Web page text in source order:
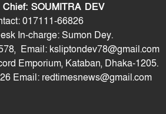
SOUMITRA DEV
017111-66826
In-charge: Sumon Dey.
Email: ksliptondev78@gmail.com
Emporium, Kataban, Dhaka-1205.
Email: redtimesnews@gmail.com